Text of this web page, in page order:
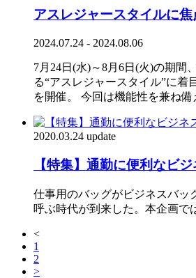
アスレジャースタイルに
2024.07.24 - 2024.08.06
7月24日(水)～8月6日(火)の期間
る“アスレジャースタイル”に
を開催。 今回は機能性を兼ね
2020.03.24 update
【特集】通勤に便利なビ
仕事用のバッグがビジネスバッ
呼ぶ時代が到来した。本企画で
<
1
2
>